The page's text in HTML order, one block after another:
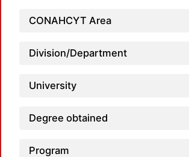
CONAHCYT Area
Division/Department
University
Degree obtained
Program